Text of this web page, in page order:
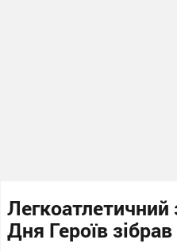
Легкоатлетичний
Дня Героїв